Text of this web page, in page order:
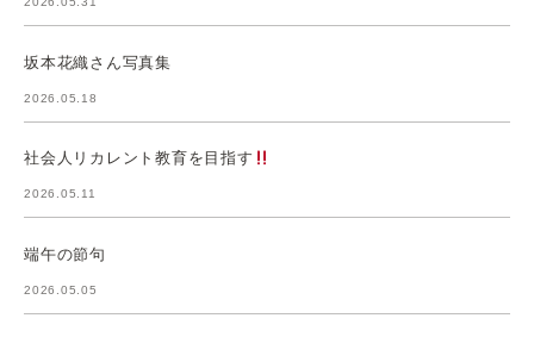
坂本花織さん写真集
2026.05.18
社会人リカレント教育を目指す
2026.05.11
端午の節句
2026.05.05